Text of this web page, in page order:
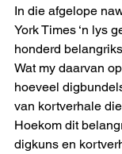
In die afgelope
York Times ‘n lys
honderd
Wat my daarvan
hoeveel
van kortverhale
Hoekom dit
digkuns en